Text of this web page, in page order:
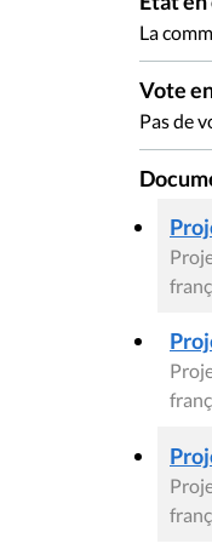
La
Vote
Pas de